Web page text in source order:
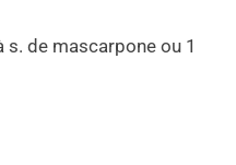
de mascarpone ou 1